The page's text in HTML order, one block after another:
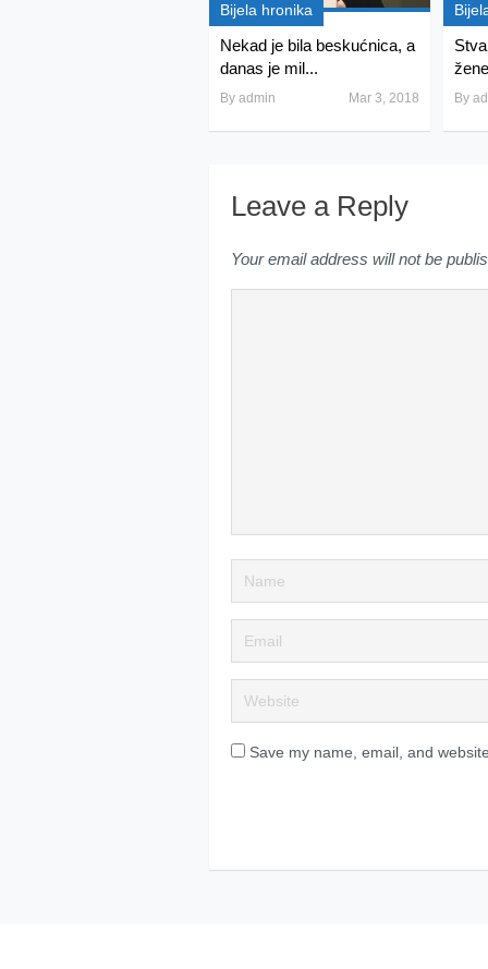
Bijela hronika
Nekad je bila beskućnica, a
danas je mil...
By admin Mar 3, 2018 By
Leave a Reply
Your email address will not be
Save my name, email, and